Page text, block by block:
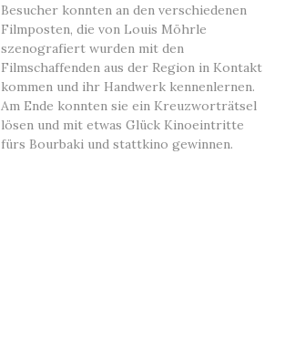
Besucher konnten an den verschiedenen
Filmposten, die von Louis Möhrle
szenografiert wurden mit den
Filmschaffenden aus der Region in Kontakt
kommen und ihr Handwerk kennenlernen.
Am Ende konnten sie ein Kreuzworträtsel
lösen und mit etwas Glück Kinoeintritte
fürs Bourbaki und stattkino gewinnen.